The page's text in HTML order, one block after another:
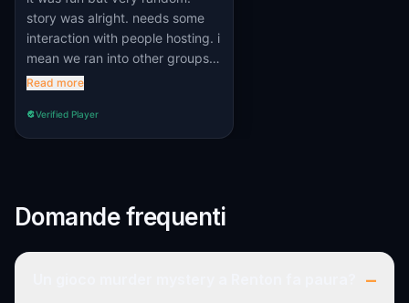
story was alright. needs some
interaction with people hosting. i
mean we ran into other groups
but eh
Read more
Verified Player
Domande frequenti
–